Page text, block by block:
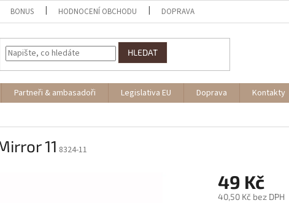
BONUS HODNOCENÍ OBCHODU DOPRAVA
HLEDAT
Partneři & ambasadoři Legislativa EU Doprava Kontakty
11 8324-11
49 Kč
40,50 Kč bez DPH